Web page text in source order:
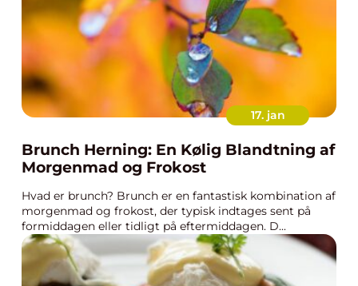
17. jan
Brunch Herning: En Kølig Blandtning af
Morgenmad og Frokost
Hvad er brunch? Brunch er en fantastisk kombination af
morgenmad og frokost, der typisk indtages sent på
formiddagen eller tidligt på eftermiddagen. D...